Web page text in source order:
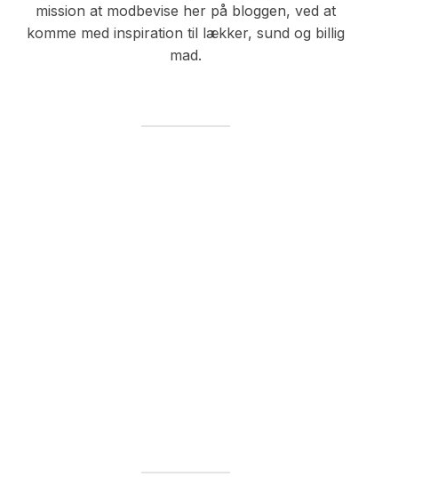
mission at modbevise her på bloggen, ved at
komme med inspiration til lækker, sund og billig
mad.